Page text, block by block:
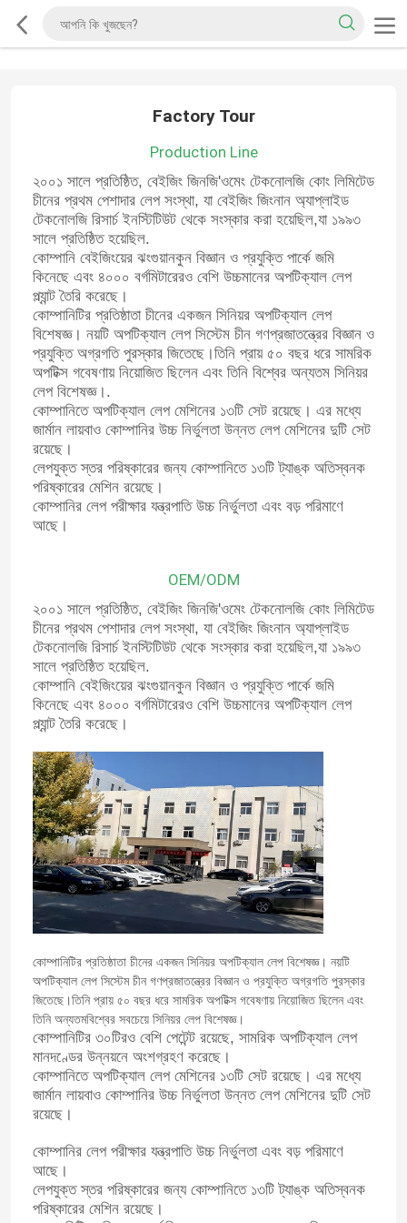
Factory Tour
Production Line
২০০১ সালে প্রতিষ্ঠিত, বেইজিং জিনজি'ওমেং টেকনোলজি কোং লিমিটেড
চীনের প্রথম পেশাদার লেপ সংস্থা, যা বেইজিং জিংনান অ্যাপ্লাইড
টেকনোলজি রিসার্চ ইনস্টিটিউট থেকে সংস্কার করা হয়েছিল,যা ১৯৯৩
সালে প্রতিষ্ঠিত হয়েছিল.
কোম্পানি বেইজিংয়ের ঝংগুয়ানকুন বিজ্ঞান ও প্রযুক্তি পার্কে জমি
কিনেছে এবং ৪০০০ বর্গমিটারেরও বেশি উচ্চমানের অপটিক্যাল লেপ
প্ল্যান্ট তৈরি করেছে।
কোম্পানিটির প্রতিষ্ঠাতা চীনের একজন সিনিয়র অপটিক্যাল লেপ
বিশেষজ্ঞ। নয়টি অপটিক্যাল লেপ সিস্টেম চীন গণপ্রজাতন্ত্রের বিজ্ঞান ও
প্রযুক্তি অগ্রগতি পুরস্কার জিতেছে।তিনি প্রায় ৫০ বছর ধরে সামরিক
অপটিক্স গবেষণায় নিয়োজিত ছিলেন এবং তিনি বিশ্বের অন্যতম সিনিয়র
লেপ বিশেষজ্ঞ।.
কোম্পানিতে অপটিক্যাল লেপ মেশিনের ১৩টি সেট রয়েছে। এর মধ্যে
জার্মান লায়বাও কোম্পানির উচ্চ নির্ভুলতা উন্নত লেপ মেশিনের দুটি সেট
রয়েছে।
লেপযুক্ত স্তর পরিষ্কারের জন্য কোম্পানিতে ১৩টি ট্যাঙ্ক অতিস্বনক
পরিষ্কারের মেশিন রয়েছে।
কোম্পানির লেপ পরীক্ষার যন্ত্রপাতি উচ্চ নির্ভুলতা এবং বড় পরিমাণে
আছে।
OEM/ODM
২০০১ সালে প্রতিষ্ঠিত, বেইজিং জিনজি'ওমেং টেকনোলজি কোং লিমিটেড
চীনের প্রথম পেশাদার লেপ সংস্থা, যা বেইজিং জিংনান অ্যাপ্লাইড
টেকনোলজি রিসার্চ ইনস্টিটিউট থেকে সংস্কার করা হয়েছিল,যা ১৯৯৩
সালে প্রতিষ্ঠিত হয়েছিল.
কোম্পানি বেইজিংয়ের ঝংগুয়ানকুন বিজ্ঞান ও প্রযুক্তি পার্কে জমি
কিনেছে এবং ৪০০০ বর্গমিটারেরও বেশি উচ্চমানের অপটিক্যাল লেপ
প্ল্যান্ট তৈরি করেছে।
কোম্পানিটির প্রতিষ্ঠাতা চীনের একজন সিনিয়র অপটিক্যাল লেপ বিশেষজ্ঞ। নয়টি
অপটিক্যাল লেপ সিস্টেম চীন গণপ্রজাতন্ত্রের বিজ্ঞান ও প্রযুক্তি অগ্রগতি পুরস্কার
জিতেছে।তিনি প্রায় ৫০ বছর ধরে সামরিক অপটিক্স গবেষণায় নিয়োজিত ছিলেন এবং
তিনি অন্যতমবিশ্বের সবচেয়ে সিনিয়র লেপ বিশেষজ্ঞ।
কোম্পানিটির ৩০টিরও বেশি পেটেন্ট রয়েছে, সামরিক অপটিক্যাল লেপ
মানদণ্ডের উন্নয়নে অংশগ্রহণ করেছে।
কোম্পানিতে অপটিক্যাল লেপ মেশিনের ১৩টি সেট রয়েছে। এর মধ্যে
জার্মান লায়বাও কোম্পানির উচ্চ নির্ভুলতা উন্নত লেপ মেশিনের দুটি সেট
রয়েছে।
কোম্পানির লেপ পরীক্ষার যন্ত্রপাতি উচ্চ নির্ভুলতা এবং বড় পরিমাণে
আছে।
লেপযুক্ত স্তর পরিষ্কারের জন্য কোম্পানিতে ১৩টি ট্যাঙ্ক অতিস্বনক
পরিষ্কারের মেশিন রয়েছে।